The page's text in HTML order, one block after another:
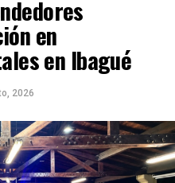
en
en Ibagué
2026